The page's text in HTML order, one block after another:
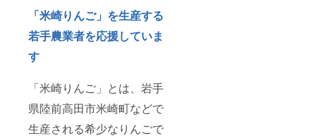
「米崎りんご」を生産する
若手農業者を応援していま
す
「米崎りんご」とは、岩手
県陸前高田市米崎町などで
生産される希少なりんごで